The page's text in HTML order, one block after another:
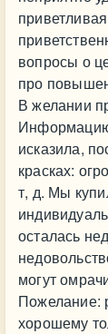
вопросы о
про
В желании
исказила,
красках:
т, д. Мы
осталась
могут
Пожелание:
хорошему